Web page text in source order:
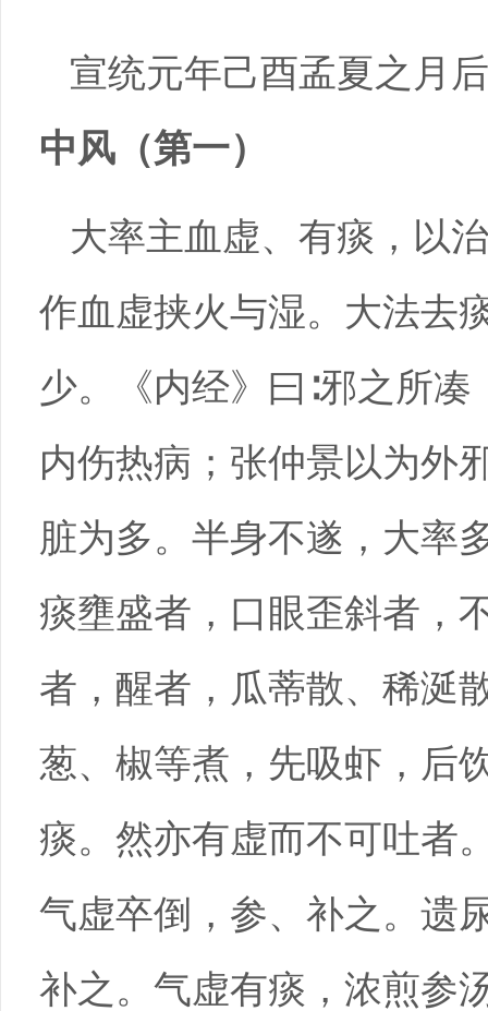
宣统元年己酉孟夏之月
中风（第一）
大率主血虚、有痰，以
作血虚挟火与湿。大法去
少。《内经》曰∶邪之所
内伤热病；张仲景以为外
脏为多。半身不遂，大率
痰壅盛者，口眼歪斜者，
者，醒者，瓜蒂散、稀涎
葱、椒等煮，先吸虾，后
痰。然亦有虚而不可吐者
气虚卒倒，参、补之。遗
补之。气虚有痰，浓煎参